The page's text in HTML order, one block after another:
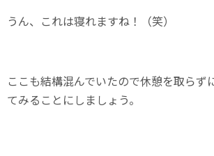
うん、これは寝れますね！（笑）
ここも結構混んでいたので休憩を取らず
てみることにしましょう。